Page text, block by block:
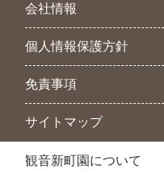
会社情報
個人情報保護方針
免責事項
サイトマップ
観音新町園について